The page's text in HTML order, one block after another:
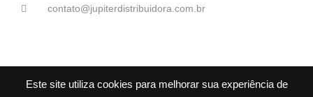
Este site utiliza cookies para melhorar sua experiência de
contato@jupiterdistribuidora.com.br